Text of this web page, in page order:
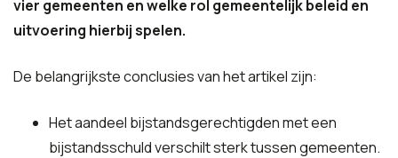
vier gemeenten en welke rol gemeentelijk beleid en
uitvoering hierbij spelen.
De belangrijkste conclusies van het artikel zijn:
Het aandeel bijstandsgerechtigden met een
bijstandsschuld verschilt sterk tussen gemeenten.